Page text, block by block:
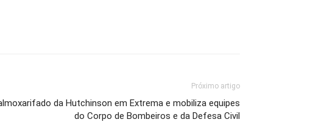
Próximo artigo
da Hutchinson em Extrema e mobiliza equipes
do Corpo de Bombeiros e da Defesa Civil